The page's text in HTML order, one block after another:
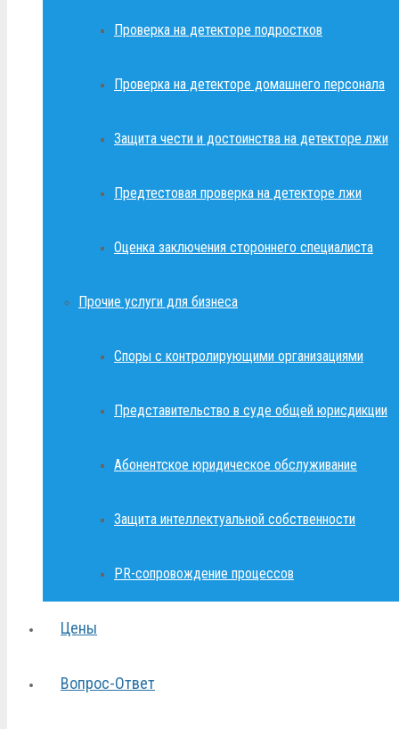
Проверка на детекторе подростков
Проверка на детекторе домашнего персонала
Защита чести и достоинства на детекторе лжи
Предтестовая проверка на детекторе лжи
Оценка заключения стороннего специалиста
Прочие услуги для бизнеса
Споры с контролирующими организациями
Представительство в суде общей юрисдикции
Абонентское юридическое обслуживание
Защита интеллектуальной собственности
PR-сопровождение процессов
Цены
Вопрос-Ответ